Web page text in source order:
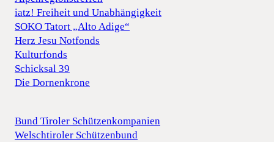
iatz! Freiheit und Unabhängigkeit
SOKO Tatort „Alto Adige“
Herz Jesu Notfonds
Kulturfonds
Schicksal 39
Die Dornenkrone
Bund Tiroler Schützenkompanien
Welschtiroler Schützenbund